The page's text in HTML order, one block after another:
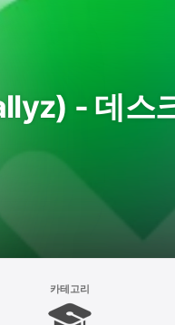
- 데스
카테고리